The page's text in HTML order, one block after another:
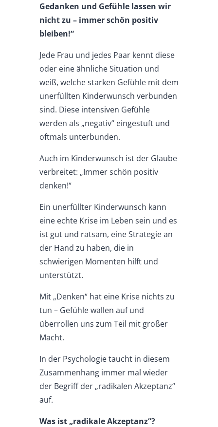
Gedanken und Gefühle lassen wir
nicht zu – immer schön positiv
bleiben!“
Jede Frau und jedes Paar kennt diese
oder eine ähnliche Situation und
weiß, welche starken Gefühle mit dem
unerfüllten Kinderwunsch verbunden
sind. Diese intensiven Gefühle
werden als „negativ“ eingestuft und
oftmals unterbunden.
Auch im Kinderwunsch ist der Glaube
verbreitet: „Immer schön positiv
denken!“
Ein unerfüllter Kinderwunsch kann
eine echte Krise im Leben sein und es
ist gut und ratsam, eine Strategie an
der Hand zu haben, die in
schwierigen Momenten hilft und
unterstützt.
Mit „Denken“ hat eine Krise nichts zu
tun – Gefühle wallen auf und
überrollen uns zum Teil mit großer
Macht.
In der Psychologie taucht in diesem
Zusammenhang immer mal wieder
der Begriff der „radikalen Akzeptanz“
auf.
Was ist „radikale Akzeptanz“?